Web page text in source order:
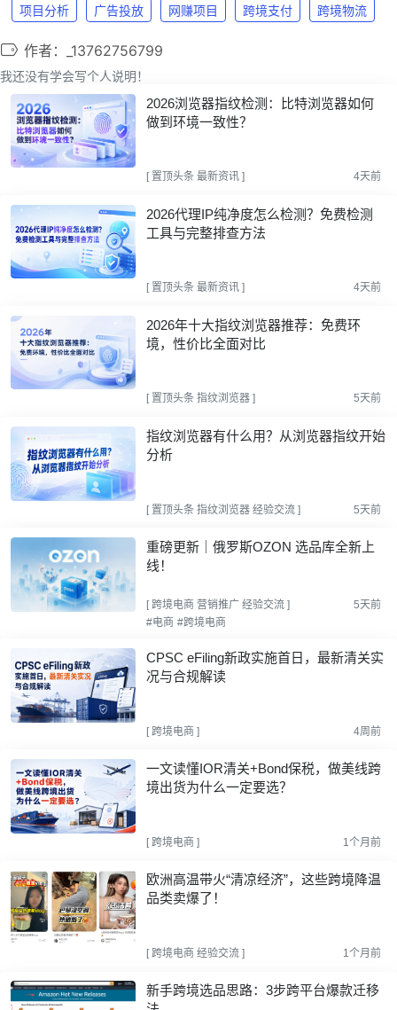
项目分析 广告投放 网赚项目 跨境支付 跨境物流
作者：_13762756799
我还没有学会写个人说明！
2026浏览器指纹检测：比特浏览器如何
做到环境一致性？
[ 置顶头条 最新资讯 ] 4天前
2026代理IP纯净度怎么检测？免费检测
工具与完整排查方法
[ 置顶头条 最新资讯 ] 4天前
2026年十大指纹浏览器推荐：免费环
境，性价比全面对比
[ 置顶头条 指纹浏览器 ] 5天前
指纹浏览器有什么用？从浏览器指纹开始
分析
[ 置顶头条 指纹浏览器 经验交流 ] 5天前
重磅更新｜俄罗斯OZON 选品库全新上
线！
[ 跨境电商 营销推广 经验交流 ]
5天前
#电商 #跨境电商
CPSC eFiling新政实施首日，最新清关实
况与合规解读
[ 跨境电商 ] 4周前
一文读懂IOR清关+Bond保税，做美线跨
境出货为什么一定要选？
[ 跨境电商 ] 1个月前
欧洲高温带火“清凉经济”，这些跨境降温
品类卖爆了！
[跨境电商 经验交流 ] 1个月前
新手跨境选品思路：3步跨平台爆款迁移